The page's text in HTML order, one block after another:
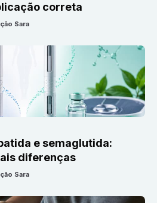
correta
Sara
e semaglutida:
diferenças
Sara